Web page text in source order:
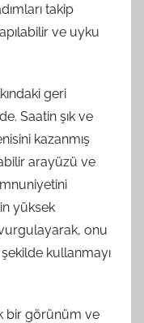
takip
ve uyku
geri
Saatin şık ve
kazanmış
arayüzü ve
yüksek
onu
kullanmayı
bir görünüm ve